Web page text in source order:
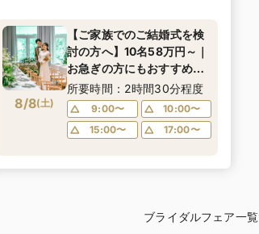
8/8(土)
【ご家族でのご結婚式を検
討の方へ】10名58万円～｜
お急ぎの方にもおすすめ！
｜当日の過ごし方・ご準
備・気になる費用面もしっ
かりご案内｜マイナビ限定
特典あり
所要時間：2時間30分程度
9:00〜
10:00〜
15:00〜
17:00〜
ブライダルフェア一覧